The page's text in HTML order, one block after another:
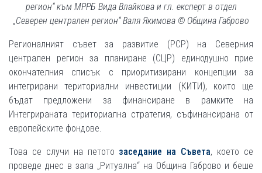
регион“ към МРРБ Вида Влайкова и гл. експерт в отдел
„Северен централен регион“ Валя Якимова © Община Габрово
Регионалният съвет за развитие (РСР) на Северния
централен регион за планиране (СЦР) единодушно прие
окончателния списък с приоритизирани концепции за
интегрирани териториални инвестиции (КИТИ), които ще
бъдат предложени за финансиране в рамките на
Интегрираната териториална стратегия, съфинансирана от
европейските фондове.
Това се случи на петото заседание на Съвета, което се
проведе днес в зала „Ритуална“ на Община Габрово и беше